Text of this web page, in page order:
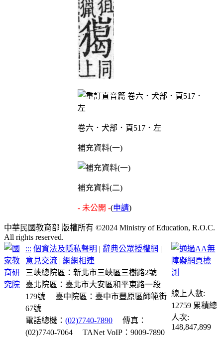
卷六．犬部．頁517．左
補充資料(一)
補充資料(二)
- 未公開 -(申請)
中華民國教育部 版權所有 ©2024 Ministry of Education, R.O.C.
All rights reserved.
::: 個資法及隱私聲明 | 辭典公眾授權網 |
意見交流 |網網相連
三峽總院區：新北市三峽區三樹路2號
臺北院區：臺北市大安區和平東路一段
179號
臺中院區：臺中市豐原區師範街
67號
電話總機：(02)7740-7890
傳真：
(02)7740-7064
TANet VoIP：9009-7890
線上人數:
12759 累積總
人次:
148,847,899